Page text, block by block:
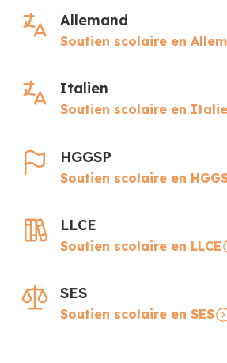
Allemand
Soutien scolaire en
Italien
Soutien scolaire en
HGGSP
Soutien scolaire en
LLCE
Soutien scolaire en LLCE
SES
Soutien scolaire en SES